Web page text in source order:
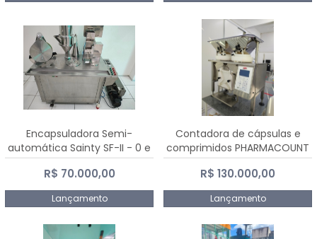
Encapsuladora Semi-
automática Sainty SF-II - 0 e
00
R$ 70.000,00
Lançamento
Contadora de cápsulas e
comprimidos PHARMACOUNT
- 2-2R3
R$ 130.000,00
Lançamento